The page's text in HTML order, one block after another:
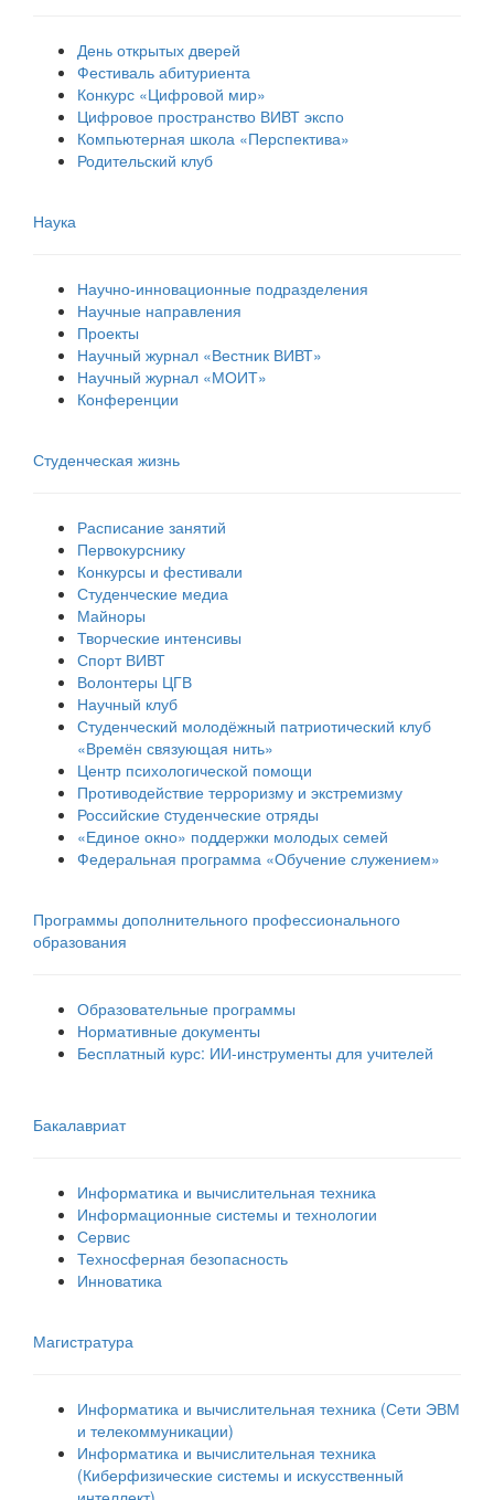
День открытых дверей
Фестиваль абитуриента
Конкурс «Цифровой мир»
Цифровое пространство ВИВТ экспо
Компьютерная школа «Перспектива»
Родительский клуб
Наука
Научно-инновационные подразделения
Научные направления
Проекты
Научный журнал «Вестник ВИВТ»
Научный журнал «МОИТ»
Конференции
Студенческая жизнь
Расписание занятий
Первокурснику
Конкурсы и фестивали
Студенческие медиа
Майноры
Творческие интенсивы
Спорт ВИВТ
Волонтеры ЦГВ
Научный клуб
Студенческий молодёжный патриотический клуб
«Времён связующая нить»
Центр психологической помощи
Противодействие терроризму и экстремизму
Российские cтуденческие отряды
«Единое окно» поддержки молодых семей
Федеральная программа «Обучение служением»
Программы дополнительного профессионального
образования
Образовательные программы
Нормативные документы
Бесплатный курс: ИИ‑инструменты для учителей
Бакалавриат
Информатика и вычислительная техника
Информационные системы и технологии
Сервис
Техносферная безопасность
Инноватика
Магистратура
Информатика и вычислительная техника (Сети ЭВМ
и телекоммуникации)
Информатика и вычислительная техника
(Киберфизические системы и искусственный